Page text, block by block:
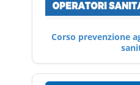
Corso prevenzione